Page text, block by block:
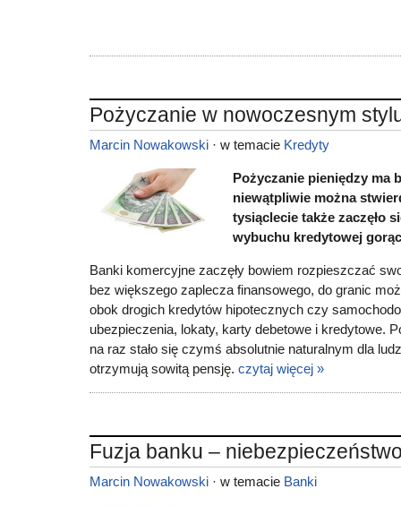
Pożyczanie w nowoczesnym
Marcin Nowakowski · w temacie Kredyty
Pożyczanie pieniędzy ma
niewątpliwie można
tysiąclecie także zaczęło
wybuchu kredytowej
Banki komercyjne zaczęły bowiem rozpieszczać
bez większego zaplecza finansowego, do granic
obok drogich kredytów hipotecznych czy
ubezpieczenia, lokaty, karty debetowe i kredytowe.
na raz stało się czymś absolutnie naturalnym dla
otrzymują sowitą pensję. czytaj więcej »
Fuzja banku –
Marcin Nowakowski · w temacie Banki